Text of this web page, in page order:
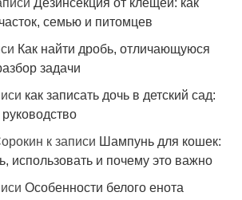
Дезинсекция от клещей: как
семью и питомцев
Как найти дробь, отличающуюся
задачи
как записать дочь в детский сад:
к записи Шампунь для кошек:
использовать и почему это важно
Особенности белого енота